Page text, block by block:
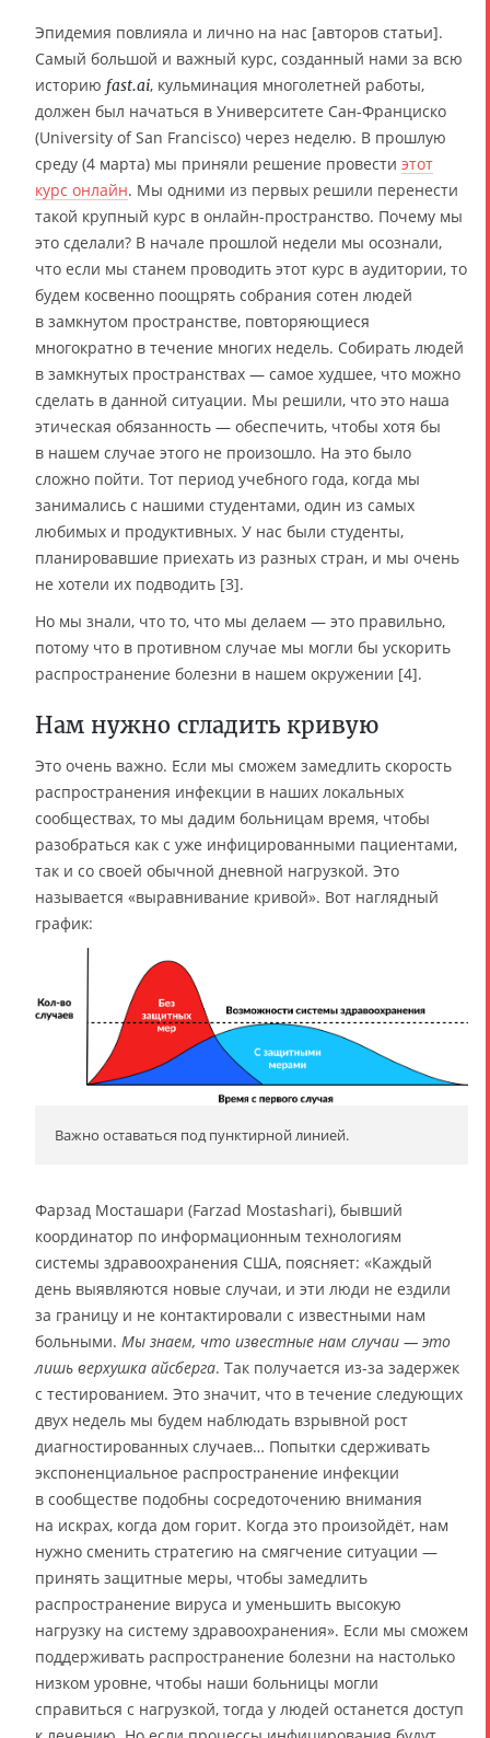
Эпидемия повлияла и лично на нас [авторов статьи].
Самый большой и важный курс, созданный нами за всю
историю fast.ai, кульминация многолетней работы,
должен был начаться в Университете Сан-Франциско
(University of San Francisco) через неделю. В прошлую
среду (4 марта) мы приняли решение провести этот
курс онлайн. Мы одними из первых решили перенести
такой крупный курс в онлайн-пространство. Почему мы
это сделали? В начале прошлой недели мы осознали,
что если мы станем проводить этот курс в аудитории, то
будем косвенно поощрять собрания сотен людей
в замкнутом пространстве, повторяющиеся
многократно в течение многих недель. Собирать людей
в замкнутых пространствах — самое худшее, что можно
сделать в данной ситуации. Мы решили, что это наша
этическая обязанность — обеспечить, чтобы хотя бы
в нашем случае этого не произошло. На это было
сложно пойти. Тот период учебного года, когда мы
занимались с нашими студентами, один из самых
любимых и продуктивных. У нас были студенты,
планировавшие приехать из разных стран, и мы очень
не хотели их подводить [3].
Но мы знали, что то, что мы делаем — это правильно,
потому что в противном случае мы могли бы ускорить
распространение болезни в нашем окружении [4].
Нам нужно сгладить кривую
Это очень важно. Если мы сможем замедлить скорость
распространения инфекции в наших локальных
сообществах, то мы дадим больницам время, чтобы
разобраться как с уже инфицированными пациентами,
так и со своей обычной дневной нагрузкой. Это
называется «выравнивание кривой». Вот наглядный
график:
Важно оставаться под пунктирной линией.
Фарзад Мосташари (Farzad Mostashari), бывший
координатор по информационным технологиям
системы здравоохранения США, поясняет: «Каждый
день выявляются новые случаи, и эти люди не ездили
за границу и не контактировали с известными нам
больными. Мы знаем, что известные нам случаи — это
лишь верхушка айсберга. Так получается из-за задержек
с тестированием. Это значит, что в течение следующих
двух недель мы будем наблюдать взрывной рост
диагностированных случаев… Попытки сдерживать
экспоненциальное распространение инфекции
в сообществе подобны сосредоточению внимания
на искрах, когда дом горит. Когда это произойдёт, нам
нужно сменить стратегию на смягчение ситуации —
принять защитные меры, чтобы замедлить
распространение вируса и уменьшить высокую
нагрузку на систему здравоохранения». Если мы сможем
поддерживать распространение болезни на настолько
низком уровне, чтобы наши больницы могли
справиться с нагрузкой, тогда у людей останется доступ